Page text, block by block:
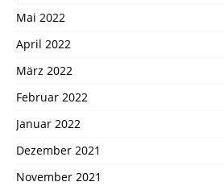
Mai 2022
April 2022
März 2022
Februar 2022
Januar 2022
Dezember 2021
November 2021